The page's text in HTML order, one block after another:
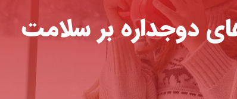
دوجداره بر سلامت